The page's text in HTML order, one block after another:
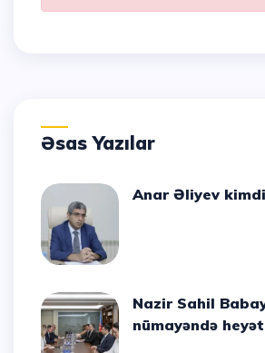
Əsas Yazılar
Anar Əliyev
Nazir Sahil Babayev Rusiya
nümayəndə